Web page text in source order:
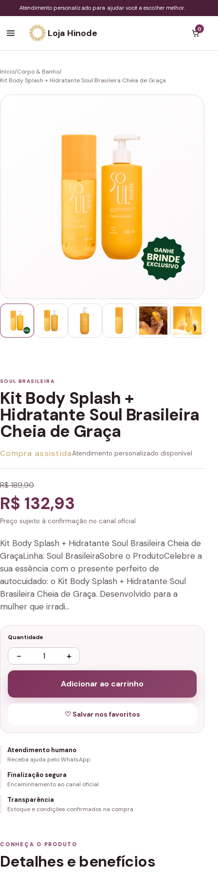
Atendimento personalizado para ajudar você a escolher melhor.
Loja Hinode 0
Início/Corpo & Banho/
Kit Body Splash + Hidratante Soul Brasileira Cheia de Graça
SOUL BRASILEIRA
Kit Body Splash +
Hidratante Soul Brasileira
Cheia de Graça
Compra assistidaAtendimento personalizado disponível
R$ 189,90
R$ 132,93
Preço sujeito à confirmação no canal oficial
Kit Body Splash + Hidratante Soul Brasileira Cheia de
GraçaLinha: Soul BrasileiraSobre o ProdutoCelebre a
sua essência com o presente perfeito de
autocuidado: o Kit Body Splash + Hidratante Soul
Brasileira Cheia de Graça. Desenvolvido para a
mulher que irradi…
Quantidade
− +
Adicionar ao carrinho
♡ Salvar nos favoritos
Atendimento humano
Receba ajuda pelo WhatsApp
Finalização segura
Encaminhamento ao canal oficial
Transparência
Estoque e condições confirmados na compra
CONHEÇA O PRODUTO
Detalhes e benefícios